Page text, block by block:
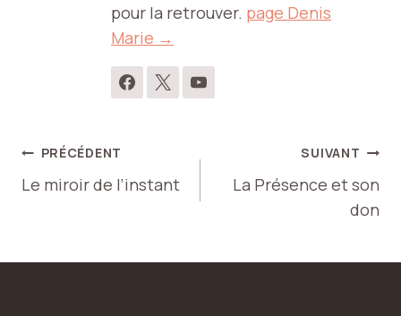
pour la retrouver. page Denis
Marie →
Navigation
de
PRÉCÉDENT
Le miroir de l’instant
SUIVANT
La Présence et son
don